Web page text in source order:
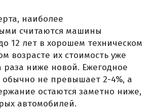
наиболее
считаются машины
12 лет в хорошем техническом
возрасте их стоимость уже
раза ниже новой. Ежегодное
не превышает 2-4%, а
остаются заметно ниже,
автомобилей.